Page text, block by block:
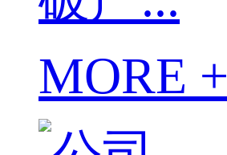
MORE +